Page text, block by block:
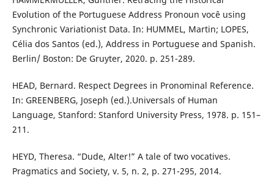
Evolution of the Portuguese Address Pronoun você using
Synchronic Variationist Data. In: HUMMEL, Martin; LOPES,
Célia dos Santos (ed.), Address in Portuguese and Spanish.
Berlin/ Boston: De Gruyter, 2020. p. 251-289.
HEAD, Bernard. Respect Degrees in Pronominal Reference.
In: GREENBERG, Joseph (ed.).Universals of Human
Language, Stanford: Stanford University Press, 1978. p. 151–
211.
HEYD, Theresa. “Dude, Alter!” A tale of two vocatives.
Pragmatics and Society, v. 5, n. 2, p. 271-295, 2014.